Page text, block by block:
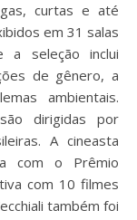
curtas e até
em 31 salas
a seleção inclui
de gênero, a
ambientais.
dirigidas por
A cineasta
com o Prêmio
com 10 filmes
também foi